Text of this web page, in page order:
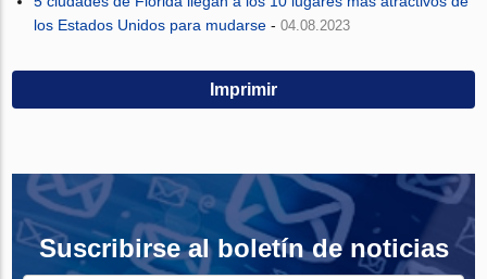
los Estados Unidos para mudarse -04.08.2023
Imprimir
Suscribirse al boletín de noticias